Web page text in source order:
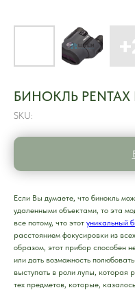
БИНОКЛЬ PENTAX
SKU:
Если Вы думаете, что бинокль
удаленными объектами, то эта
все потому, что этот уникальный
расстоянием фокусировки из
образом, этот прибор способен
или дать возможность
выступать в роли лупы, которая
тех предметов, которые,